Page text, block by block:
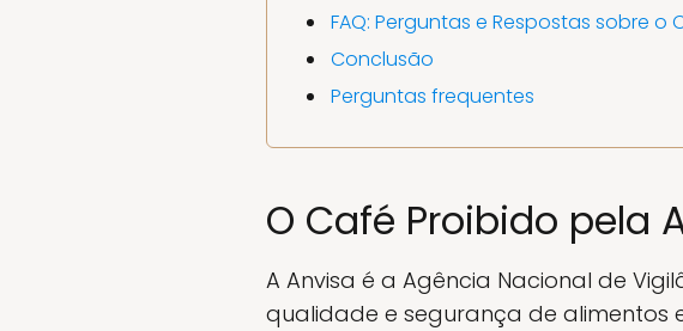
FAQ: Perguntas e Respostas sobre o
Conclusão
Perguntas frequentes
O Café Proibido pela
A Anvisa é a Agência Nacional de
qualidade e segurança de alimentos